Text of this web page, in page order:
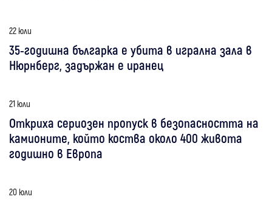
22 юли
35-годишна българка е убита в игрална зала в
Нюрнберг, задържан е иранец
21 юли
Откриха сериозен пропуск в безопасността на
камионите, който коства около 400 живота
годишно в Европа
20 юли